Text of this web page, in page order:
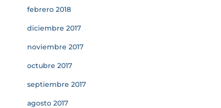
febrero 2018
diciembre 2017
noviembre 2017
octubre 2017
septiembre 2017
agosto 2017